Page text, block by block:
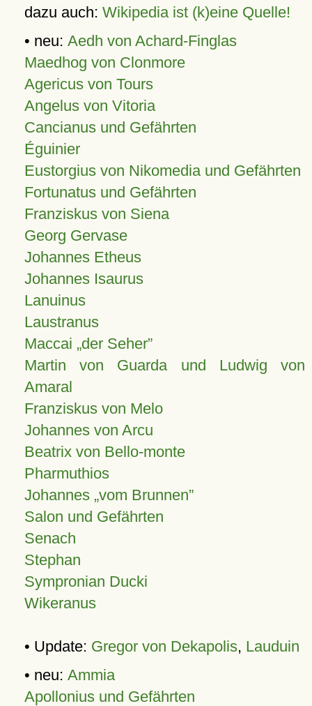
dazu auch: Wikipedia ist (k)eine Quelle!
• neu: Aedh von Achard-Finglas
Maedhog von Clonmore
Agericus von Tours
Angelus von Vitoria
Cancianus und Gefährten
Éguinier
Eustorgius von Nikomedia und Gefährten
Fortunatus und Gefährten
Franziskus von Siena
Georg Gervase
Johannes Etheus
Johannes Isaurus
Lanuinus
Laustranus
Maccai „der Seher”
Martin von Guarda und Ludwig von
Amaral
Franziskus von Melo
Johannes von Arcu
Beatrix von Bello-monte
Pharmuthios
Johannes vom Brunnen
Salon und Gefährten
Senach
Stephan
Sympronian Ducki
Wikeranus
• Update: Gregor von Dekapolis, Lauduin
• neu: Ammia
Apollonius und Gefährten